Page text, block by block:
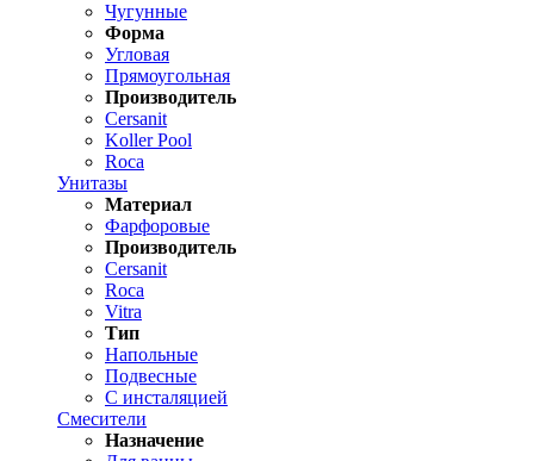
Чугунные
Форма
Угловая
Прямоугольная
Производитель
Cersanit
Koller Pool
Roca
Унитазы
Материал
Фарфоровые
Производитель
Cersanit
Roca
Vitra
Тип
Напольные
Подвесные
С инсталяцией
Смесители
Назначение